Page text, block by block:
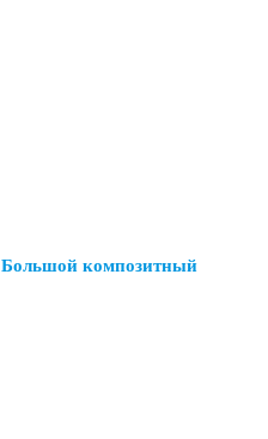
Большой композитный